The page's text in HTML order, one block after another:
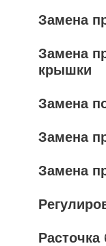
Замена
Замена
крышки
Замена
Замена
Замена